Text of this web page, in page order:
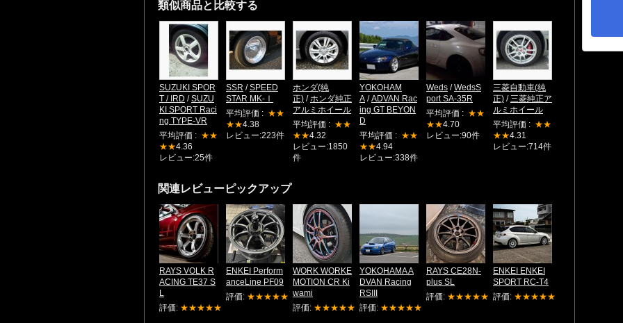
類似商品と比較する
SUZUKI SPOR
T / IRD /SUZU
KI SPORT Raci
ng TYPE-VR
平均評価 : ★★
★★4.36
レビュー:25件
SSR /SPEED
STAR MK-Ⅰ
平均評価 : ★★
★★4.38
レビュー:223件
ホンダ(純
正) / ホンダ純正
アルミホイール
平均評価 : ★★
★★4.32
レビュー:1850
件
YOKOHAM
A /ADVAN Rac
ing GT BEYON
D
平均評価 : ★★
★★4.94
レビュー:338件
Weds /WedsS
port SA-35R
平均評価 : ★★
★★4.70
レビュー:90件
三菱自動車(純
正) / 三菱純正ア
ルミホイール
平均評価 : ★★
★★4.31
レビュー:714件
関連レビューピックアップ
RAYS VOLK R
ACING TE37 S
L
評価: ★★★★★
ENKEI Perform
anceLine PF09
評価: ★★★★★
WORK WORKE
MOTION CR Ki
wami
評価: ★★★★★
YOKOHAMA A
DVAN Racing
RSIII
評価: ★★★★★
RAYS CE28N-
plus SL
評価: ★★★★★
ENKEI ENKEI
SPORT RC-T4
評価: ★★★★★